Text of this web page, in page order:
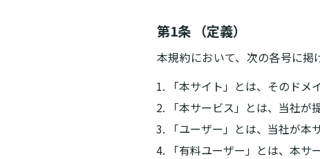
第1条 （定義）
本規約において、次の各号に掲
「本サイト」とは、そのド
「本サービス」とは、当社
「ユーザー」とは、当社が
「有料ユーザー」とは、本